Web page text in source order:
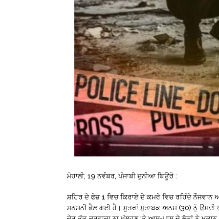
ਮੋਹਾਲੀ, 19 ਨਵੰਬਰ, ਪੰਜਾਬੀ ਦੁਨੀਆ ਬਿਊਰੋ :
ਸ਼ਹਿਰ ਦੇ ਫੇਜ਼ 1 ਵਿਚ ਕਿਰਾਏ ਦੇ ਕਮਰੇ ਵਿਚ ਰਹਿੰਦੇ
ਸਨਸਨੀ ਫੈਲ ਗਈ ਹੈ। ਸੂਤਰਾਂ ਮੁਤਾਬਕ ਅਨਸ (30) ਨੂੰ ਉਸਦੀ